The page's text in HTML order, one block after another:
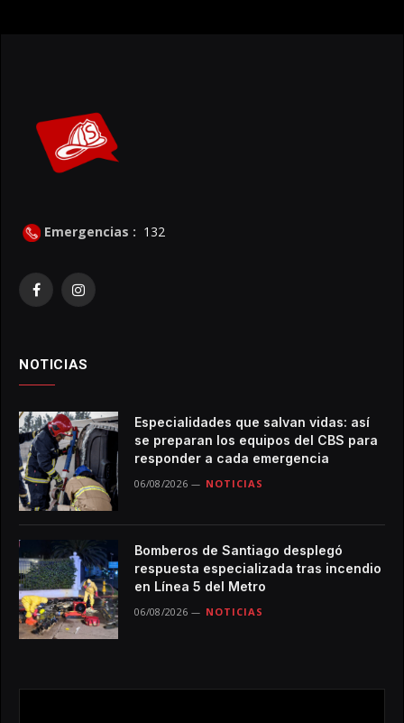
Emergencias : 132
FacebookInstagram
NOTICIAS
Especialidades que salvan vidas: así
se preparan los equipos del CBS para
responder a cada emergencia
06/08/2026 NOTICIAS
Bomberos de Santiago desplegó
respuesta especializada tras incendio
en Línea 5 del Metro
06/08/2026 NOTICIAS